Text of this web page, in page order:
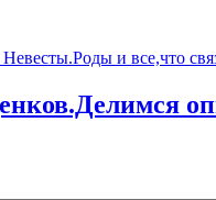
и все,что